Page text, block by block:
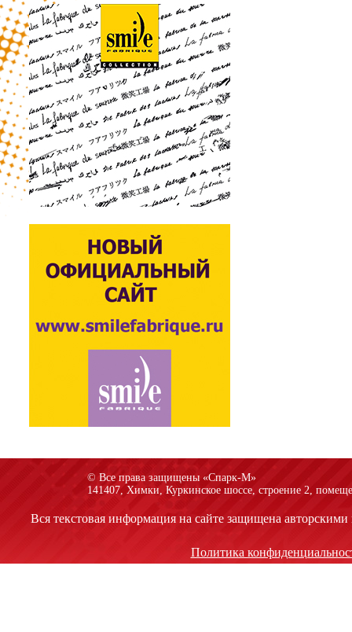
© Все права защищены «Спарк-M»
141407, Химки, Куркинское шоссе, строение 2,
Вся текстовая информация на сайте защищена
Политика